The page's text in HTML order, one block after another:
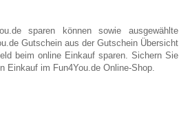
sparen können sowie ausgewählte
Gutschein aus der Gutschein Übersicht
beim online Einkauf sparen. Sichern Sie
Einkauf im Fun4You.de Online-Shop.